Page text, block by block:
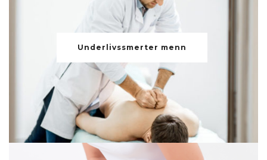
Underlivssmerter menn